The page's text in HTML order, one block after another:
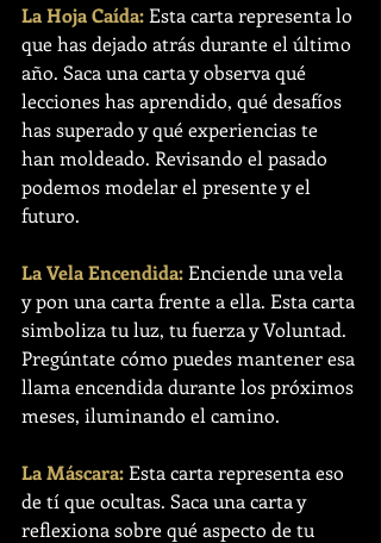
La Hoja Caída: Esta carta representa lo
que has dejado atrás durante el último
año. Saca una carta y observa qué
lecciones has aprendido, qué desafíos
has superado y qué experiencias te
han moldeado. Revisando el pasado
podemos modelar el presente y el
futuro.
La Vela Encendida: Enciende una vela
y pon una carta frente a ella. Esta carta
simboliza tu luz, tu fuerza y Voluntad.
Pregúntate cómo puedes mantener esa
llama encendida durante los próximos
meses, iluminando el camino.
La Máscara: Esta carta representa eso
de tí que ocultas. Saca una carta y
reflexiona sobre qué aspecto de tu